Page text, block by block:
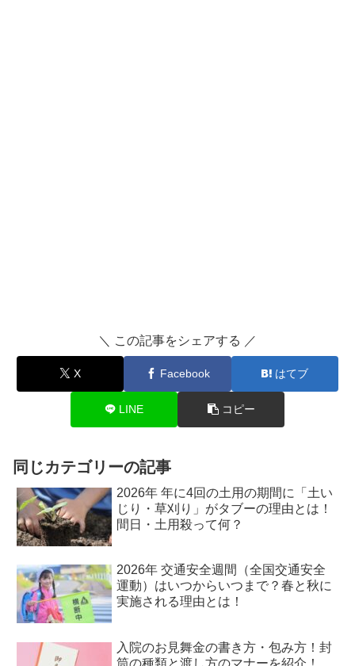
＼ この記事をシェアする ／
X Facebook はてブ
LINE コピー
同じカテゴリーの記事
2026年 年に4回の土用の期間に「土い
じり・草刈り」がタブーの理由とは！
間日・土用殺って何？
2026年 交通安全週間（全国交通安全
運動）はいつからいつまで？春と秋に
実施される理由とは！
入院のお見舞金の書き方・包み方！封
筒の種類と渡し方のマナーを紹介！